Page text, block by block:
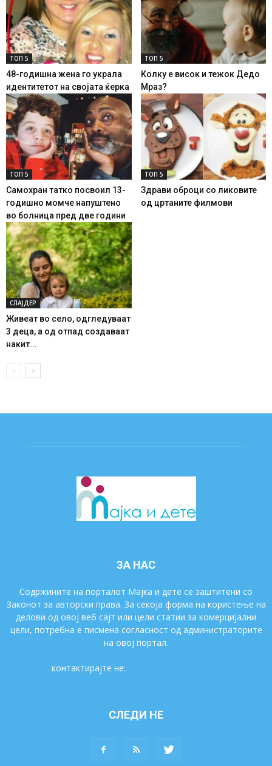
ТОП 5
48-годишна жена го украла
идентитетот на својата ќерка
ТОП 5
Колку е висок и тежок Дедо
Мраз?
ТОП 5
Самохран татко посвоил 13-
годишно момче напуштено
во болница пред две години
ТОП 5
Здрави оброци со ликовите
од цртаните филмови
СЛАЈДЕР
Живеат во село, одгледуваат
3 деца, а од отпад создаваат
накит...
ЗА НАС
Содржините на порталот Мајка и дете се заштитени со
Законот за авторски права. За секоја форма на користење на
делови од овој веб сајт или цели статии за комерцијални
цели, потребна е писмена согласност од администраторите
на овој портал.
контактирајте не:
СЛЕДИ НЕ